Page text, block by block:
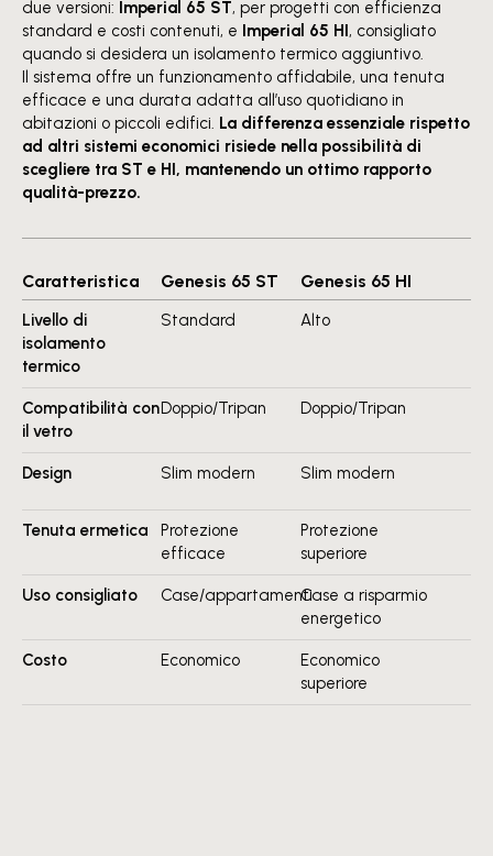
due versioni: Imperial 65 ST, per progetti con efficienza
standard e costi contenuti, e Imperial 65 HI, consigliato
quando si desidera un isolamento termico aggiuntivo.
Il sistema offre un funzionamento affidabile, una tenuta
efficace e una durata adatta all’uso quotidiano in
abitazioni o piccoli edifici. La differenza essenziale rispetto
ad altri sistemi economici risiede nella possibilità di
scegliere tra ST e HI, mantenendo un ottimo rapporto
qualità-prezzo.
Caratteristica Genesis 65 ST Genesis 65 HI
Livello di
isolamento
termico
Standard Alto
Compatibilità con
il vetro
Doppio/Tripan Doppio/Tripan
Design Slim modern Slim modern
Tenuta ermetica
Protezione
efficace
Protezione
superiore
Uso consigliato Case/appartamentiCase a risparmio
energetico
Costo Economico
Economico
superiore